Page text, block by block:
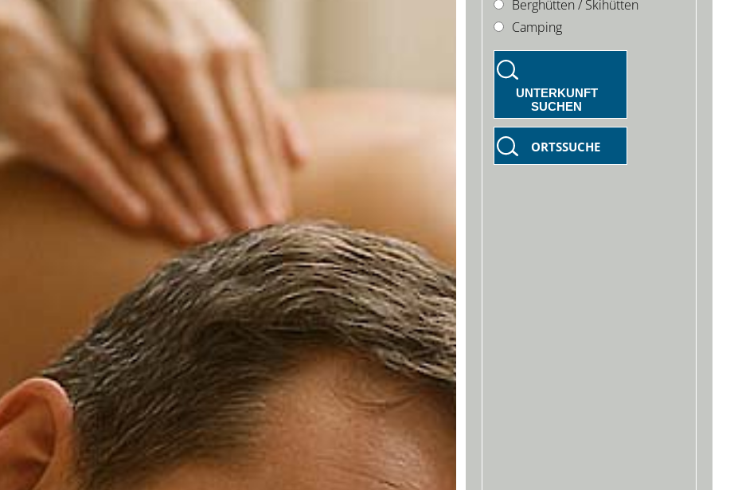
Berghütten / Skihütten
Camping
UNTERKUNFT
SUCHEN
ORTSSUCHE